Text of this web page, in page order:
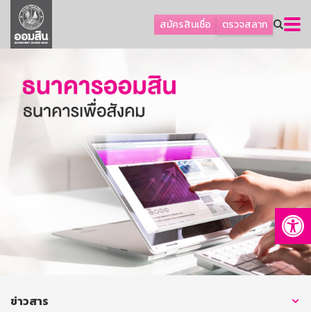
สมัครสินเชื่อ ตรวจสลาก
ลูกค้าธุรกิจ
ลูกค้าผู้ประกอบรายย่อย
ออมเพื่อสุข
เกี่ยวกับธนาคาร
การพัฒนาที่ยั่งยืน
บริการทางการเงิน
ติดต่อเรา
บริการออนไลน์
ข่าวสาร